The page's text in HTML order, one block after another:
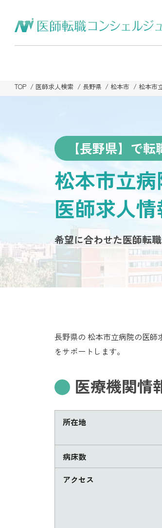
TOP 医師求人検索 長野県 松本市 松本市
【長野県】で
松本市立
医師求人
希望に合わせた医師転
長野県の 松本市立病院の医
をサポートします。
医療機関情
所在地
病床数
アクセス